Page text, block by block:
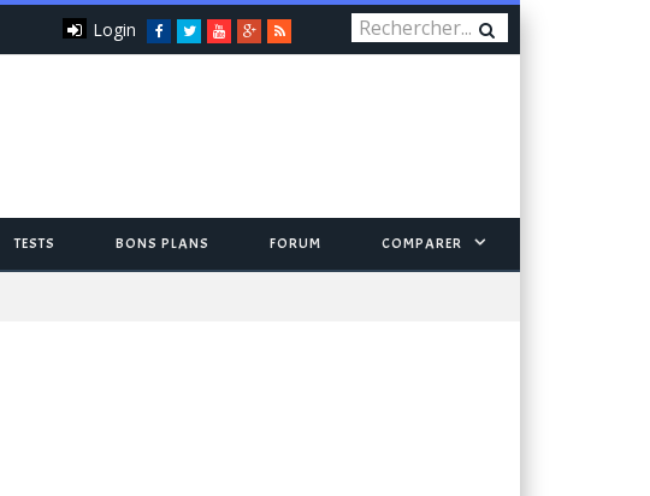
Facebook
TwitterYou
Tube
Google+
RSS
Login
TESTS BONS PLANS FORUM COMPARER